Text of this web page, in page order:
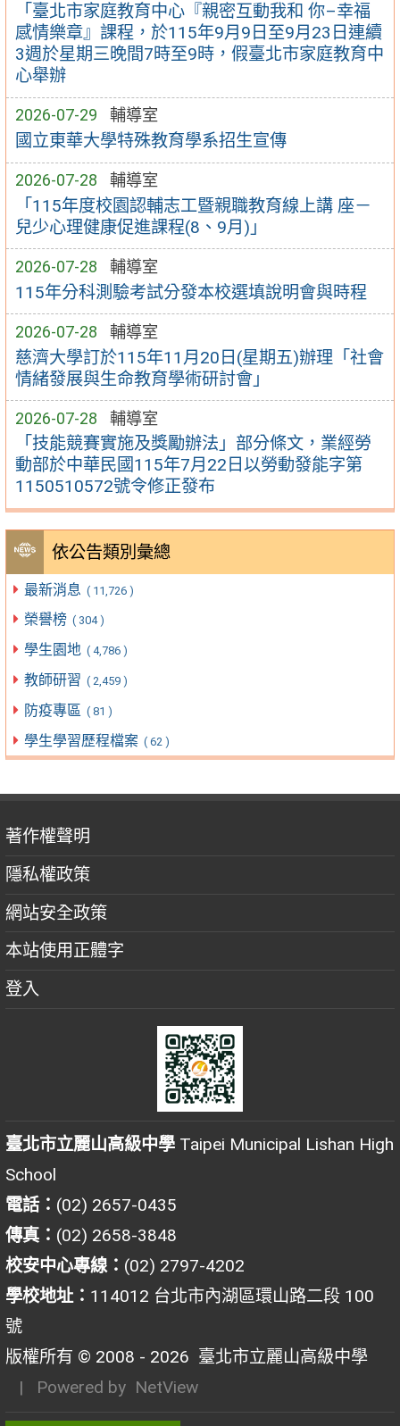
「臺北市家庭教育中心『親密互動我和 你–幸福
感情樂章』課程，於115年9月9日至9月23日連續
3週於星期三晚間7時至9時，假臺北市家庭教育中
心舉辦
2026-07-29 輔導室
國立東華大學特殊教育學系招生宣傳
2026-07-28 輔導室
「115年度校園認輔志工暨親職教育線上講 座－
兒少心理健康促進課程(8、9月)」
2026-07-28 輔導室
115年分科測驗考試分發本校選填說明會與時程
2026-07-28 輔導室
慈濟大學訂於115年11月20日(星期五)辦理「社會
情緒發展與生命教育學術研討會」
2026-07-28 輔導室
「技能競賽實施及獎勵辦法」部分條文，業經勞
動部於中華民國115年7月22日以勞動發能字第
1150510572號令修正發布
依公告類別彙總
最新消息 ( 11,726 )
榮譽榜 ( 304 )
學生園地 ( 4,786 )
教師研習 ( 2,459 )
防疫專區 ( 81 )
學生學習歷程檔案 ( 62 )
著作權聲明
隱私權政策
網站安全政策
本站使用正體字
登入
臺北市立麗山高級中學 Taipei Municipal Lishan High
School
電話： (02) 2657-0435
傳真： (02) 2658-3848
校安中心專線： (02) 2797-4202
學校地址： 114012 台北市內湖區環山路二段 100
號
版權所有 © 2008 - 2026 臺北市立麗山高級中學
| Powered by NetView